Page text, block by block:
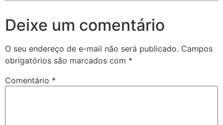
Deixe um comentário
O seu endereço de e-mail não será publicado. Campos
obrigatórios são marcados com *
Comentário *